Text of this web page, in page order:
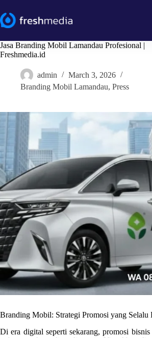
to
content
Jasa Branding Mobil Lamandau Profesional |
Freshmedia.id
admin
March 3, 2026
Branding Mobil Lamandau, Press
Branding Mobil: Strategi Promosi yang Selalu
Di era digital seperti sekarang, promosi